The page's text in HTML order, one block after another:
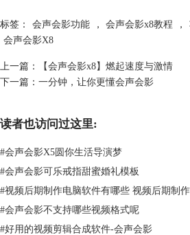
标签： 会声会影功能 ， 会声会影x8教程 ，
会声会影X8
上一篇：
【会声会影x8】燃起速度与激情
下一篇： 一分钟，让你更懂会声会影
读者也访问过这里:
#会声会影X5圆你生活导演梦
#会声会影可乐戒指甜蜜婚礼模板
#视频后期制作电脑软件有哪些 视频后期制
#会声会影不支持哪些视频格式呢
#好用的视频剪辑合成软件-会声会影